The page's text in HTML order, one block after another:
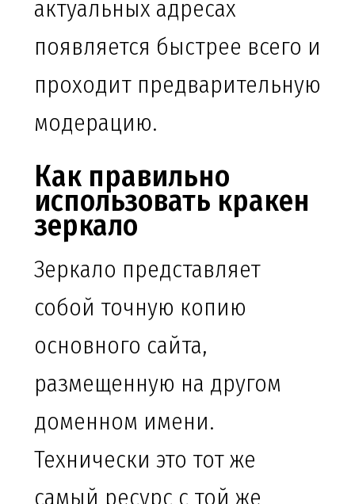
актуальных адресах
появляется быстрее всего и
проходит предварительную
модерацию.
Как правильно
использовать кракен
зеркало
Зеркало представляет
собой точную копию
основного сайта,
размещенную на другом
доменном имени.
Технически это тот же
самый ресурс с той же